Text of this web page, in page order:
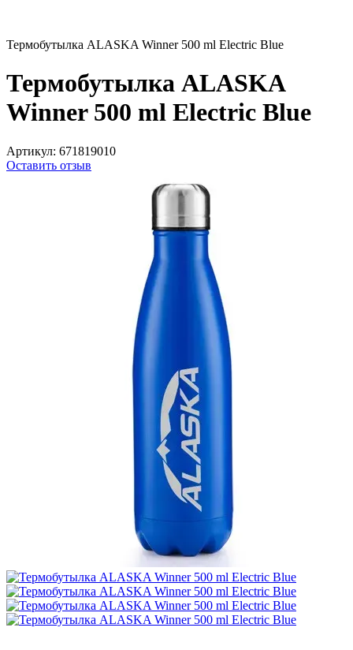
Термобутылка ALASKA Winner 500 ml Electric Blue
Термобутылка ALASKA
Winner 500 ml Electric Blue
Артикул: 671819010
Оставить отзыв